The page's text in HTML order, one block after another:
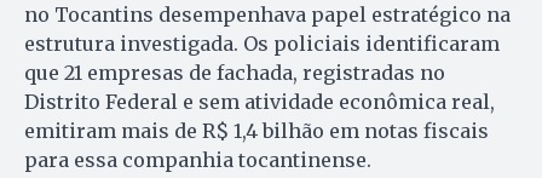
no Tocantins desempenhava papel estratégico na
estrutura investigada. Os policiais identificaram
que 21 empresas de fachada, registradas no
Distrito Federal e sem atividade econômica real,
emitiram mais de R$ 1,4 bilhão em notas fiscais
para essa companhia tocantinense.